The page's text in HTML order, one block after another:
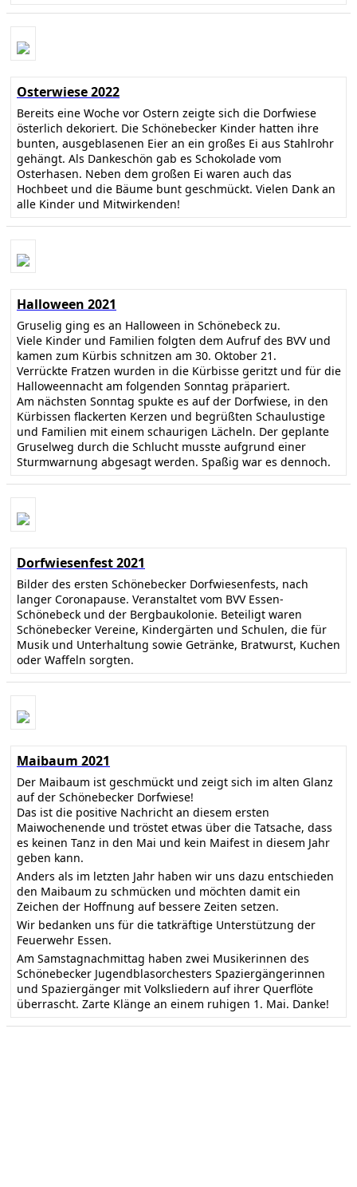
Osterwiese 2022
Bereits eine Woche vor Ostern zeigte sich die Dorfwiese
österlich dekoriert. Die Schönebecker Kinder hatten ihre
bunten, ausgeblasenen Eier an ein großes Ei aus Stahlrohr
gehängt. Als Dankeschön gab es Schokolade vom
Osterhasen. Neben dem großen Ei waren auch das
Hochbeet und die Bäume bunt geschmückt. Vielen Dank an
alle Kinder und Mitwirkenden!
Halloween 2021
Gruselig ging es an Halloween in Schönebeck zu.
Viele Kinder und Familien folgten dem Aufruf des BVV und
kamen zum Kürbis schnitzen am 30. Oktober 21.
Verrückte Fratzen wurden in die Kürbisse geritzt und für die
Halloweennacht am folgenden Sonntag präpariert.
Am nächsten Sonntag spukte es auf der Dorfwiese, in den
Kürbissen flackerten Kerzen und begrüßten Schaulustige
und Familien mit einem schaurigen Lächeln. Der geplante
Gruselweg durch die Schlucht musste aufgrund einer
Sturmwarnung abgesagt werden. Spaßig war es dennoch.
Dorfwiesenfest 2021
Bilder des ersten Schönebecker Dorfwiesenfests, nach
langer Coronapause. Veranstaltet vom BVV Essen-
Schönebeck und der Bergbaukolonie. Beteiligt waren
Schönebecker Vereine, Kindergärten und Schulen, die für
Musik und Unterhaltung sowie Getränke, Bratwurst, Kuchen
oder Waffeln sorgten.
Maibaum 2021
Der Maibaum ist geschmückt und zeigt sich im alten Glanz
auf der Schönebecker Dorfwiese!
Das ist die positive Nachricht an diesem ersten
Maiwochenende und tröstet etwas über die Tatsache, dass
es keinen Tanz in den Mai und kein Maifest in diesem Jahr
geben kann.
Anders als im letzten Jahr haben wir uns dazu entschieden
den Maibaum zu schmücken und möchten damit ein
Zeichen der Hoffnung auf bessere Zeiten setzen.
Wir bedanken uns für die tatkräftige Unterstützung der
Feuerwehr Essen.
Am Samstagnachmittag haben zwei Musikerinnen des
Schönebecker Jugendblasorchesters Spaziergängerinnen
und Spaziergänger mit Volksliedern auf ihrer Querflöte
überrascht. Zarte Klänge an einem ruhigen 1. Mai. Danke!